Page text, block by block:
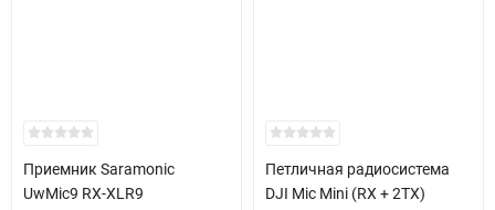
Приемник Saramonic
UwMic9 RX-XLR9
Петличная радиосистема
DJI Mic Mini (RX + 2TX)